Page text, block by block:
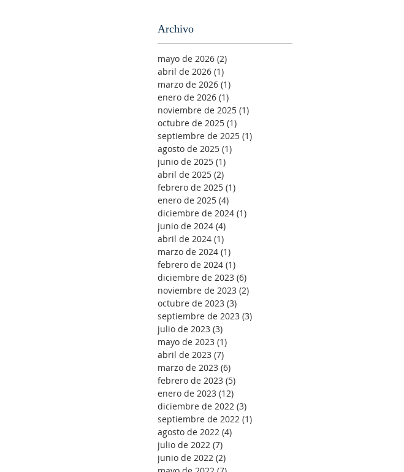
Archivo
mayo de 2026 (2)
abril de 2026 (1)
marzo de 2026 (1)
enero de 2026 (1)
noviembre de 2025 (1)
octubre de 2025 (1)
septiembre de 2025 (1)
agosto de 2025 (1)
junio de 2025 (1)
abril de 2025 (2)
febrero de 2025 (1)
enero de 2025 (4)
diciembre de 2024 (1)
junio de 2024 (4)
abril de 2024 (1)
marzo de 2024 (1)
febrero de 2024 (1)
diciembre de 2023 (6)
noviembre de 2023 (2)
octubre de 2023 (3)
septiembre de 2023 (3)
julio de 2023 (3)
mayo de 2023 (1)
abril de 2023 (7)
marzo de 2023 (6)
febrero de 2023 (5)
enero de 2023 (12)
diciembre de 2022 (3)
septiembre de 2022 (1)
agosto de 2022 (4)
julio de 2022 (7)
junio de 2022 (2)